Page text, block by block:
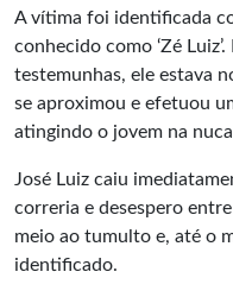
A vítima foi identificada
conhecido como ‘Zé
testemunhas, ele estava
se aproximou e efetuou
atingindo o jovem na
José Luiz caiu
correria e desespero
meio ao tumulto e, até o
identificado.